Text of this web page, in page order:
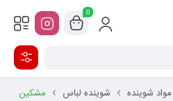
0
مواد شوینده شوینده لباس
مشکین